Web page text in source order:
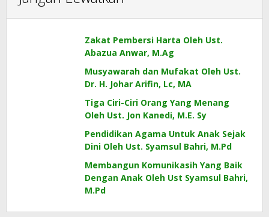
Zakat Pembersi Harta Oleh Ust.
Abazua Anwar, M.Ag
Musyawarah dan Mufakat Oleh Ust.
Dr. H. Johar Arifin, Lc, MA
Tiga Ciri-Ciri Orang Yang Menang
Oleh Ust. Jon Kanedi, M.E. Sy
Pendidikan Agama Untuk Anak Sejak
Dini Oleh Ust. Syamsul Bahri, M.Pd
Membangun Komunikasih Yang Baik
Dengan Anak Oleh Ust Syamsul Bahri,
M.Pd